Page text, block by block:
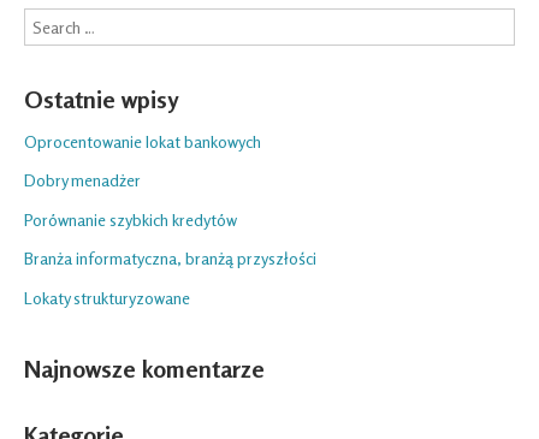
Search
Ostatnie wpisy
Oprocentowanie lokat bankowych
Dobry menadżer
Porównanie szybkich kredytów
Branża informatyczna, branżą przyszłości
Lokaty strukturyzowane
Najnowsze komentarze